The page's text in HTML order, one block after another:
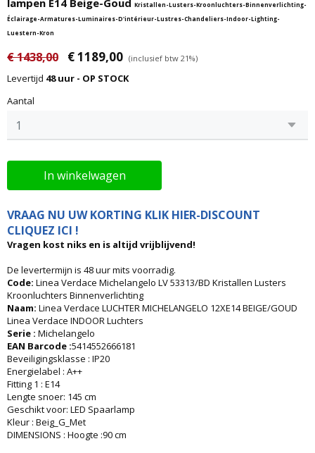
lampen E14 Beige-Goud Kristallen-Lusters-Kroonluchters-Binnenverlichting-
Éclairage-Armatures-Luminaires-D'intérieur-Lustres-Chandeliers-Indoor-Lighting-
Luestern-Kron
€ 1438,00 € 1189,00 (inclusief btw 21%)
Levertijd 48 uur - OP STOCK
Aantal
In winkelwagen
VRAAG NU UW KORTING KLIK HIER-DISCOUNT
CLIQUEZ ICI !
Vragen kost niks en is altijd vrijblijvend!
De levertermijn is 48 uur mits voorradig.
Code: Linea Verdace Michelangelo LV 53313/BD Kristallen Lusters
Kroonluchters Binnenverlichting
Naam: Linea Verdace LUCHTER MICHELANGELO 12XE14 BEIGE/GOUD
Linea Verdace INDOOR Luchters
Serie : Michelangelo
EAN Barcode :5414552666181
Beveiligingsklasse : IP20
Energielabel : A++
Fitting 1 : E14
Lengte snoer: 145 cm
Geschikt voor: LED Spaarlamp
Kleur : Beig_G_Met
DIMENSIONS : Hoogte :90 cm